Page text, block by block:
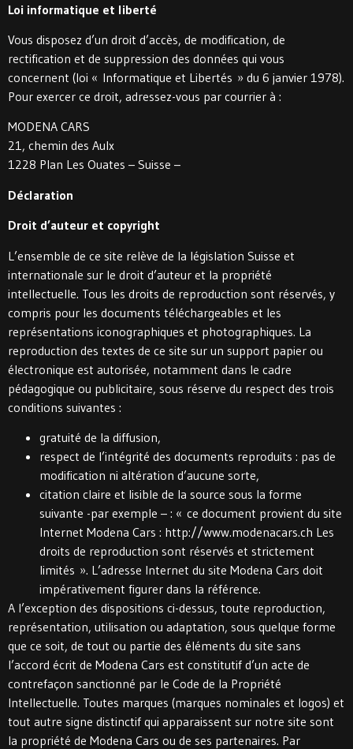
Loi informatique et liberté
Vous disposez d’un droit d’accès, de modification, de
rectification et de suppression des données qui vous
concernent (loi « Informatique et Libertés » du 6 janvier 1978).
Pour exercer ce droit, adressez-vous par courrier à :
MODENA CARS
21, chemin des Aulx
1228 Plan Les Ouates – Suisse –
Déclaration
Droit d’auteur et copyright
L’ensemble de ce site relève de la législation Suisse et
internationale sur le droit d’auteur et la propriété
intellectuelle. Tous les droits de reproduction sont réservés, y
compris pour les documents téléchargeables et les
représentations iconographiques et photographiques. La
reproduction des textes de ce site sur un support papier ou
électronique est autorisée, notamment dans le cadre
pédagogique ou publicitaire, sous réserve du respect des trois
conditions suivantes :
gratuité de la diffusion,
respect de l’intégrité des documents reproduits : pas de
modification ni altération d’aucune sorte,
citation claire et lisible de la source sous la forme
suivante -par exemple – : « ce document provient du site
Internet Modena Cars : http://www.modenacars.ch Les
droits de reproduction sont réservés et strictement
limités ». L’adresse Internet du site Modena Cars doit
impérativement figurer dans la référence.
A l’exception des dispositions ci-dessus, toute reproduction,
représentation, utilisation ou adaptation, sous quelque forme
que ce soit, de tout ou partie des éléments du site sans
l’accord écrit de Modena Cars est constitutif d’un acte de
contrefaçon sanctionné par le Code de la Propriété
Intellectuelle. Toutes marques (marques nominales et logos) et
tout autre signe distinctif qui apparaissent sur notre site sont
la propriété de Modena Cars ou de ses partenaires. Par